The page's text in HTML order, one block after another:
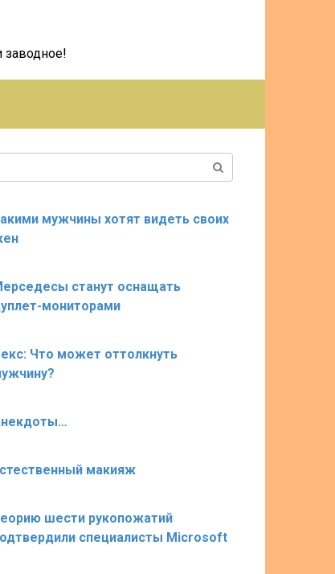
заводное!
мужчины хотят видеть своих
станут оснащать
мониторами
Что может оттолкнуть
макияж
шести рукопожатий
специалисты Microsoft